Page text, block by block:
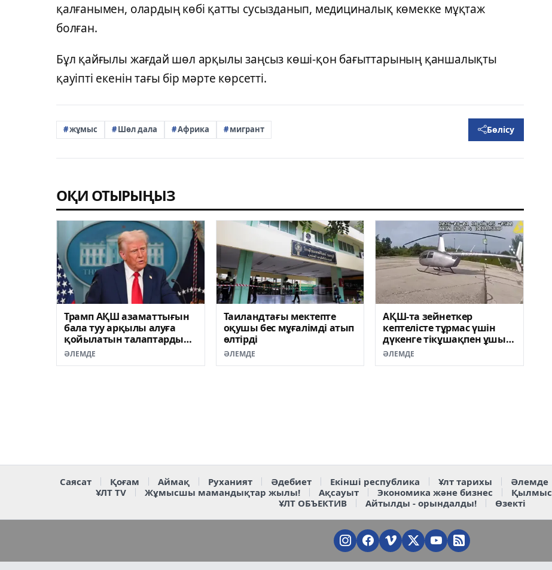
қалғанымен, олардың көбі қатты сусызданып, медициналық көмекке мұқтаж
болған.
Бұл қайғылы жағдай шөл арқылы заңсыз көші-қон бағыттарының қаншалықты
қауіпті екенін тағы бір мәрте көрсетті.
жұмыс Шөл дала Африка мигрант Бөлісу
ОҚИ ОТЫРЫҢЫЗ
Трамп АҚШ азаматтығын
бала туу арқылы алуға
қойылатын талаптарды
қатаңдатты
ӘЛЕМДЕ
Таиландтағы мектепте
оқушы бес мұғалімді атып
өлтірді
ӘЛЕМДЕ
АҚШ-та зейнеткер
кептелісте тұрмас үшін
дүкенге тікұшақпен ұшып
барды
ӘЛЕМДЕ
Саясат Қоғам Аймақ Руханият Әдебиет Екінші республика Ұлт тарихы Әлемде
ҰЛТ TV
Жұмысшы мамандықтар жылы! Ақсауыт Экономика және бизнес Қылмыс
ҰЛТ ОБЪЕКТИВ
Айтылды - орындалды! Өзекті